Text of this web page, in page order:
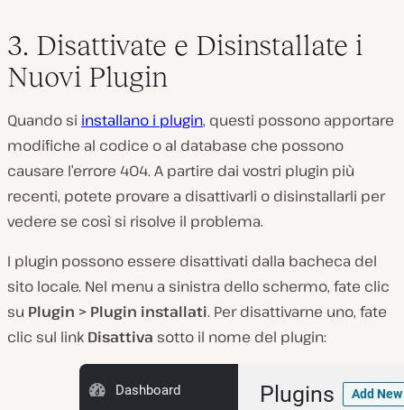
3. Disattivate e Disinstallate i
Nuovi Plugin
Quando si installano i plugin, questi possono apportare
modifiche al codice o al database che possono
causare l’errore 404. A partire dai vostri plugin più
recenti, potete provare a disattivarli o disinstallarli per
vedere se così si risolve il problema.
I plugin possono essere disattivati dalla bacheca del
sito locale. Nel menu a sinistra dello schermo, fate clic
su Plugin > Plugin installati. Per disattivarne uno, fate
clic sul link Disattiva sotto il nome del plugin: